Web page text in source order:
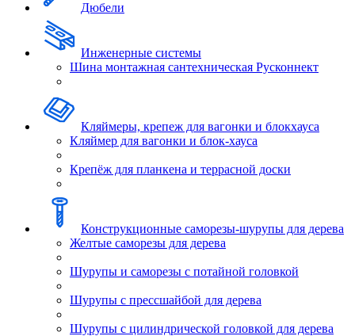
Дюбели
Инженерные системы
Шина монтажная сантехническая Русконнект
Кляймеры, крепеж для вагонки и блокхауса
Кляймер для вагонки и блок-хауса
Крепёж для планкена и террасной доски
Конструкционные саморезы-шурупы для дерева
Желтые саморезы для дерева
Шурупы и саморезы с потайной головкой
Шурупы с прессшайбой для дерева
Шурупы с цилиндрической головкой для дерева